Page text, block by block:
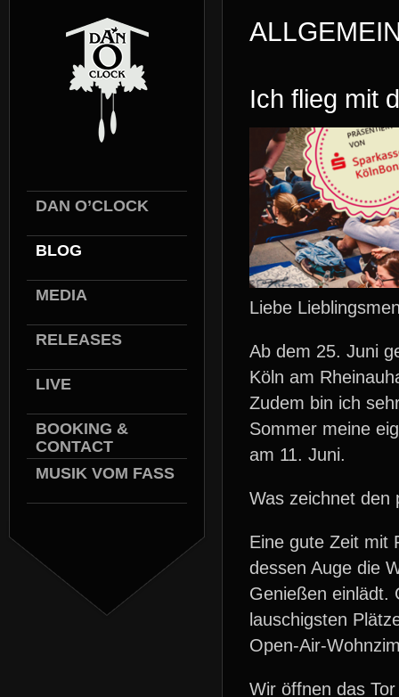
DAN O’CLOCK
BLOG
MEDIA
RELEASES
LIVE
BOOKING &
CONTACT
MUSIK VOM FASS
Ich flieg mit
Liebe
Ab dem 25. Juni
Köln am
Zudem bin ich
Sommer meine
am 11. Juni.
Was zeichnet den
Eine gute Zeit mit
dessen Auge die
Genießen einlädt.
lauschigsten
Open-Air-
Wir öffnen das